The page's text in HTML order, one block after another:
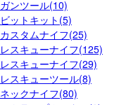
ガンツール(10)
ビットキット(5)
カスタムナイフ(25)
レスキューナイフ(125)
レスキューナイフ(29)
レスキューツール(8)
ネックナイフ(80)